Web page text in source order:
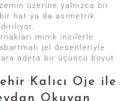
üzerine yalnızca bir
hat ya da asimetrik
minik incilerle
jel desenleriyle
adeta bir üçüncü boyut
Kalıcı Oje ile
Okuyan